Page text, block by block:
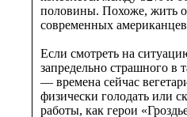
половины. Похоже, жить
современных
Если смотреть на
запредельно страшного в
— времена сейчас
физически голодать или
работы, как герои